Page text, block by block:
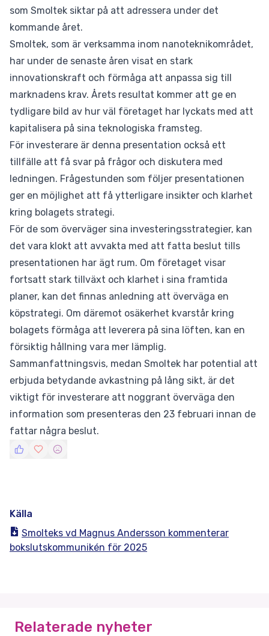
som Smoltek siktar på att adressera under det
kommande året.
Smoltek, som är verksamma inom nanoteknikområdet,
har under de senaste åren visat en stark
innovationskraft och förmåga att anpassa sig till
marknadens krav. Årets resultat kommer att ge en
tydligare bild av hur väl företaget har lyckats med att
kapitalisera på sina teknologiska framsteg.
För investerare är denna presentation också ett
tillfälle att få svar på frågor och diskutera med
ledningen. Frågestunden som följer presentationen
ger en möjlighet att få ytterligare insikter och klarhet
kring bolagets strategi.
För de som överväger sina investeringsstrategier, kan
det vara klokt att avvakta med att fatta beslut tills
presentationen har ägt rum. Om företaget visar
fortsatt stark tillväxt och klarhet i sina framtida
planer, kan det finnas anledning att överväga en
köpstrategi. Om däremot osäkerhet kvarstår kring
bolagets förmåga att leverera på sina löften, kan en
försiktig hållning vara mer lämplig.
Sammanfattningsvis, medan Smoltek har potential att
erbjuda betydande avkastning på lång sikt, är det
viktigt för investerare att noggrant överväga den
information som presenteras den 23 februari innan de
fattar några beslut.
Källa
Smolteks vd Magnus Andersson kommenterar
bokslutskommunikén för 2025
Relaterade nyheter